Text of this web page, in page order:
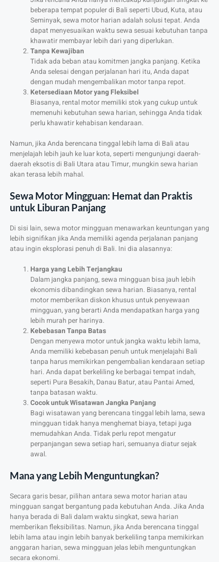
beberapa tempat populer di Bali seperti Ubud, Kuta, atau
Seminyak, sewa motor harian adalah solusi tepat. Anda
dapat menyesuaikan waktu sewa sesuai kebutuhan tanpa
khawatir membayar lebih dari yang diperlukan.
Tanpa Kewajiban
Tidak ada beban atau komitmen jangka panjang. Ketika
Anda selesai dengan perjalanan hari itu, Anda dapat
dengan mudah mengembalikan motor tanpa repot.
Ketersediaan Motor yang Fleksibel
Biasanya, rental motor memiliki stok yang cukup untuk
memenuhi kebutuhan sewa harian, sehingga Anda tidak
perlu khawatir kehabisan kendaraan.
Namun, jika Anda berencana tinggal lebih lama di Bali atau
menjelajah lebih jauh ke luar kota, seperti mengunjungi daerah-
daerah eksotis di Bali Utara atau Timur, mungkin sewa harian
akan terasa lebih mahal.
Sewa Motor Mingguan: Hemat dan Praktis
untuk Liburan Panjang
Di sisi lain, sewa motor mingguan menawarkan keuntungan yang
lebih signifikan jika Anda memiliki agenda perjalanan panjang
atau ingin eksplorasi penuh di Bali. Ini dia alasannya:
Harga yang Lebih Terjangkau
Dalam jangka panjang, sewa mingguan bisa jauh lebih
ekonomis dibandingkan sewa harian. Biasanya, rental
motor memberikan diskon khusus untuk penyewaan
mingguan, yang berarti Anda mendapatkan harga yang
lebih murah per harinya.
Kebebasan Tanpa Batas
Dengan menyewa motor untuk jangka waktu lebih lama,
Anda memiliki kebebasan penuh untuk menjelajahi Bali
tanpa harus memikirkan pengembalian kendaraan setiap
hari. Anda dapat berkeliling ke berbagai tempat indah,
seperti Pura Besakih, Danau Batur, atau Pantai Amed,
tanpa batasan waktu.
Cocok untuk Wisatawan Jangka Panjang
Bagi wisatawan yang berencana tinggal lebih lama, sewa
mingguan tidak hanya menghemat biaya, tetapi juga
memudahkan Anda. Tidak perlu repot mengatur
perpanjangan sewa setiap hari, semuanya diatur sejak
awal.
Mana yang Lebih Menguntungkan?
Secara garis besar, pilihan antara sewa motor harian atau
mingguan sangat bergantung pada kebutuhan Anda. Jika Anda
hanya berada di Bali dalam waktu singkat, sewa harian
memberikan fleksibilitas. Namun, jika Anda berencana tinggal
lebih lama atau ingin lebih banyak berkeliling tanpa memikirkan
anggaran harian, sewa mingguan jelas lebih menguntungkan
secara ekonomi.